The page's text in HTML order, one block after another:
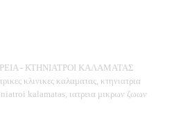
- ΚΤΗΝΙΑΤΡΟΙ ΚΑΛΑΜΑΤΑΣ
κλινικες καλαματας, κτηνιατρια
kalamatas, ιατρεια μικρων ζωων